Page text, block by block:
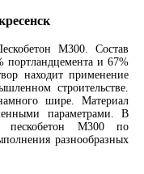
М300. Состав
портландцемента и 67%
находит применение
строительстве.
шире. Материал
параметрами. В
пескобетон М300 по
разнообразных